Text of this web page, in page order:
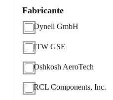
Fabricante
Dynell GmbH
ITW GSE
Oshkosh AeroTech
RCL Components, Inc.